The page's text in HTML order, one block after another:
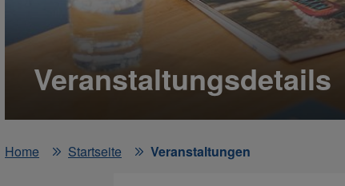
Veranstaltungsdetails
Home
Startseite Veranstaltungen